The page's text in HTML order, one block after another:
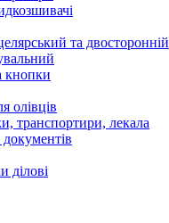
та двосторонній
кнопки
олівців
транспортири, лекала
ділові